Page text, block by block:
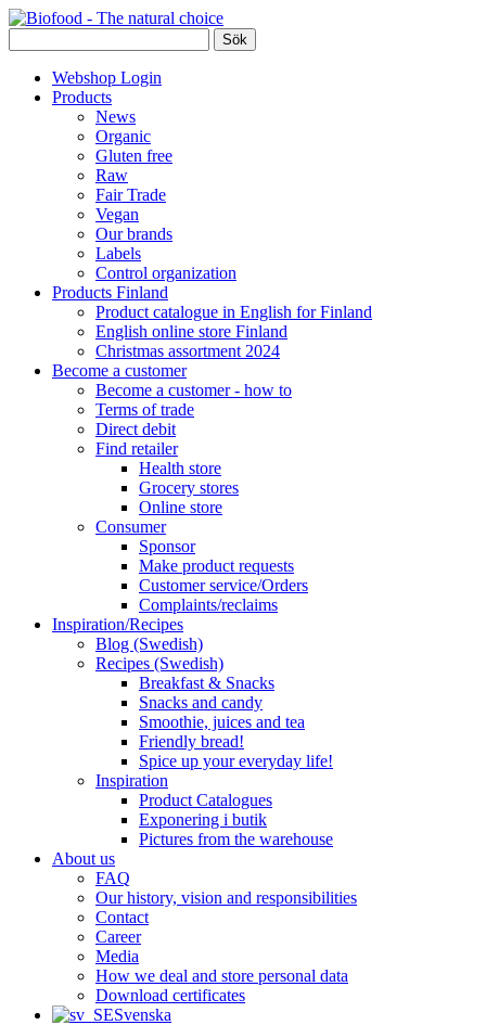
Webshop Login
Products
News
Organic
Gluten free
Raw
Fair Trade
Vegan
Our brands
Labels
Control organization
Products Finland
Product catalogue in English for Finland
English online store Finland
Christmas assortment 2024
Become a customer
Become a customer - how to
Terms of trade
Direct debit
Find retailer
Health store
Grocery stores
Online store
Consumer
Sponsor
Make product requests
Customer service/Orders
Complaints/reclaims
Inspiration/Recipes
Blog (Swedish)
Recipes (Swedish)
Breakfast & Snacks
Snacks and candy
Smoothie, juices and tea
Friendly bread!
Spice up your everyday life!
Inspiration
Product Catalogues
Exponering i butik
Pictures from the warehouse
About us
FAQ
Our history, vision and responsibilities
Contact
Career
Media
How we deal and store personal data
Download certificates
Svenska